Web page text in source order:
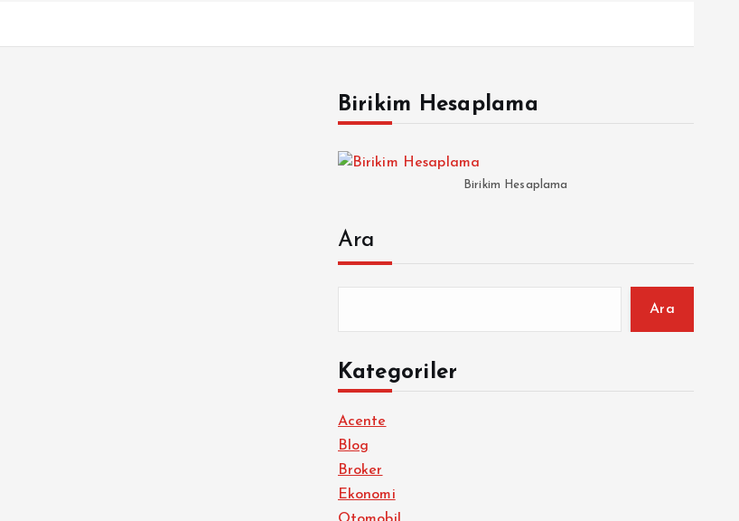
Birikim Hesaplama
Birikim Hesaplama
Ara
Ara
Kategoriler
Acente
Blog
Broker
Ekonomi